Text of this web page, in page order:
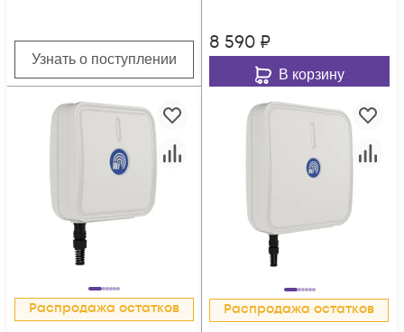
Узнать о поступлении
8 590 ₽
В корзину
Распродажа остатков Распродажа остатков